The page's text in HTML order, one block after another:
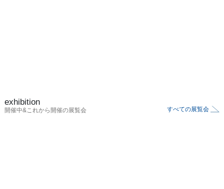
exhibition
開催中&これから開催の展覧会 すべての展覧会